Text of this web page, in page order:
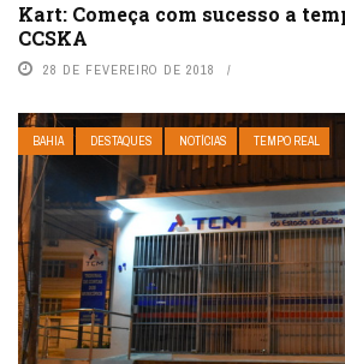
Kart: Começa com sucesso a
CCSKA
28 DE FEVEREIRO DE 2018
BAHIA DESTAQUES NOTÍCIAS TEMPO REAL